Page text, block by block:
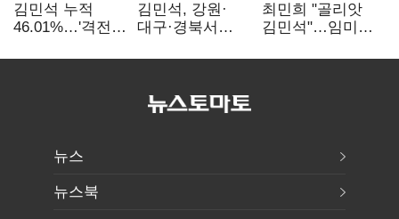
김민석 누적
46.01%…'격전지'
지켰다(2보)
김민석, 강원·
대구·경북서
수성(1보)
최민희 "골리앗
김민석"…임미애
알아야"
뉴스
뉴스북